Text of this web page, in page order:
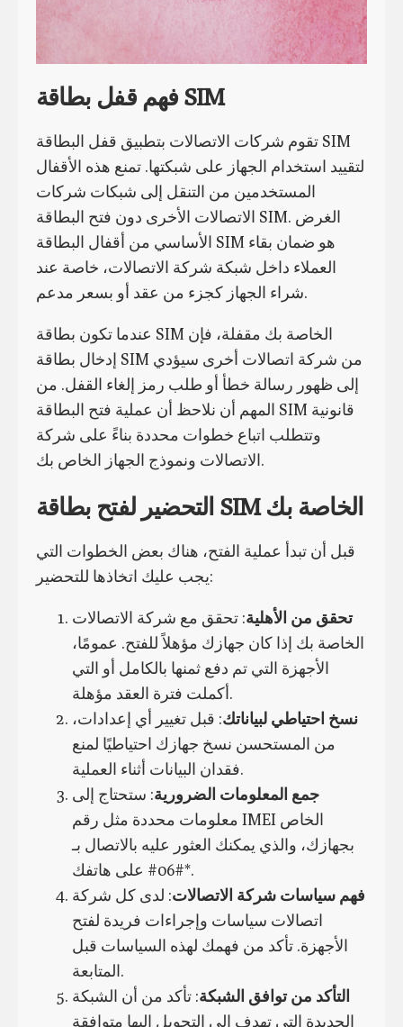
فهم قفل بطاقة SIM
تقوم شركات الاتصالات بتطبيق قفل البطاقة SIM
لتقييد استخدام الجهاز على شبكتها. تمنع هذه الأقفال
المستخدمين من التنقل إلى شبكات شركات
الاتصالات الأخرى دون فتح البطاقة SIM. الغرض
الأساسي من أقفال البطاقة SIM هو ضمان بقاء
العملاء داخل شبكة شركة الاتصالات، خاصة عند
شراء الجهاز كجزء من عقد أو بسعر مدعم.
عندما تكون بطاقة SIM الخاصة بك مقفلة، فإن
إدخال بطاقة SIM من شركة اتصالات أخرى سيؤدي
إلى ظهور رسالة خطأ أو طلب رمز إلغاء القفل. من
المهم أن نلاحظ أن عملية فتح البطاقة SIM قانونية
وتتطلب اتباع خطوات محددة بناءً على شركة
الاتصالات ونموذج الجهاز الخاص بك.
التحضير لفتح بطاقة SIM الخاصة بك
قبل أن تبدأ عملية الفتح، هناك بعض الخطوات التي
يجب عليك اتخاذها للتحضير:
تحقق من الأهلية: تحقق مع شركة الاتصالات
الخاصة بك إذا كان جهازك مؤهلاً للفتح. عمومًا،
الأجهزة التي تم دفع ثمنها بالكامل أو التي
أكملت فترة العقد مؤهلة.
نسخ احتياطي لبياناتك: قبل تغيير أي إعدادات،
من المستحسن نسخ جهازك احتياطيًا لمنع
فقدان البيانات أثناء العملية.
جمع المعلومات الضرورية: ستحتاج إلى
معلومات محددة مثل رقم IMEI الخاص
بجهازك، والذي يمكنك العثور عليه بالاتصال بـ
*#06# على هاتفك.
فهم سياسات شركة الاتصالات: لدى كل شركة
اتصالات سياسات وإجراءات فريدة لفتح
الأجهزة. تأكد من فهمك لهذه السياسات قبل
المتابعة.
التأكد من توافق الشبكة: تأكد من أن الشبكة
الجديدة التي تهدف إلى التحويل إليها متوافقة